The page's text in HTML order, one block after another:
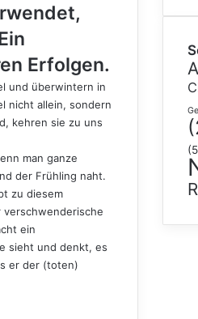
Erfolgen.
und überwintern in
nicht allein, sondern
kehren sie zu uns
man ganze
der Frühling naht.
zu diesem
verschwenderische
ein
sieht und denkt, es
er der (toten)